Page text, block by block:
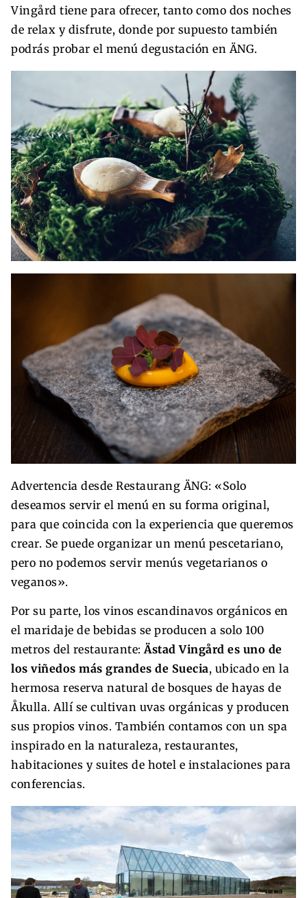
Vingård tiene para ofrecer, tanto como dos noches
de relax y disfrute, donde por supuesto también
podrás probar el menú degustación en ÄNG.
Advertencia desde Restaurang ÄNG: «Solo
deseamos servir el menú en su forma original,
para que coincida con la experiencia que queremos
crear. Se puede organizar un menú pescetariano,
pero no podemos servir menús vegetarianos o
veganos».
Por su parte, los vinos escandinavos orgánicos en
el maridaje de bebidas se producen a solo 100
metros del restaurante:Ästad Vingård es uno de
los viñedos más grandes de Suecia, ubicado en la
hermosa reserva natural de bosques de hayas de
Åkulla. Allí se cultivan uvas orgánicas y producen
sus propios vinos. También contamos con un spa
inspirado en la naturaleza, restaurantes,
habitaciones y suites de hotel e instalaciones para
conferencias.